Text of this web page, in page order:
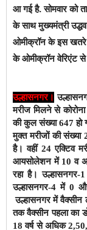
आ गई है. सोमवार को
के साथ मुख्यमंत्री
ओमीक्रॉन के इस खतरे
के ओमीक्रॉन वेरिएंट से
उल्हासनगर।
मरीज मिलने से
की कुल संख्या 647 हो
मुक्त मरीजों की संख्या
है। वहीं 24 एक्टिव
आयसोलेशन में 10 व
रहा है।
उल्हासनगर-4 में 0
उल्हासनगर में वैक्सीन
तक वैक्सीन पहला का
18 वर्ष से अधिक